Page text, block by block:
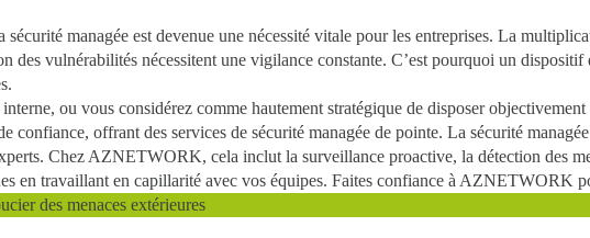
sécurité managée est devenue une nécessité vitale pour les entreprises. La
des vulnérabilités nécessitent une vigilance constante. C’est pourquoi un dispositif
ou vous considérez comme hautement stratégique de disposer
confiance, offrant des services de sécurité managée de pointe. La sécurité
Chez AZNETWORK, cela inclut la surveillance proactive, la détection des
en travaillant en capillarité avec vos équipes. Faites confiance à AZNETWORK
des menaces extérieures